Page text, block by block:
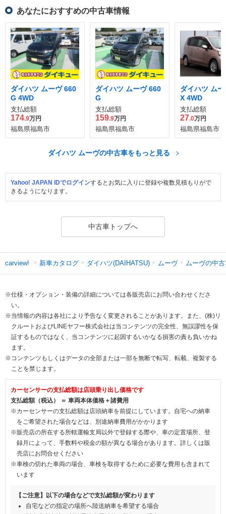
あなたにおすすめの中古車情報
ダイハツ ムーヴ 660
G 4WD
支払総額
174.9万円
福島県福島市
ダイハツ ムーヴ 660
G
支払総額
159.9万円
福島県福島市
ダイハツ ム
X 4WD
支払総額
27.0万円
福島県福島市
ダイハツ ムーヴの中古車をもっと見る
Yahoo! JAPAN IDでログインするとお気に入りに登録や複数見積もりがで
きるようになります。
中古車トップへ
carview! 新車カタログ ダイハツ(DAIHATSU) ムーヴ ムーヴの中
※仕様・オプション・装備の詳細については各販売店にお問い合わせくださ
い。
※当情報の内容は各社により予告なく変更されることがあります。また、(株)リ
クルートおよびLINEヤフー株式会社は当コンテンツの完全性、無誤謬性を保
証するものではなく、当コンテンツに起因するいかなる損害の責も負いかね
ます。
※コンテンツもしくはデータの全部または一部を無断で転写、転載、複製する
ことを禁じます。
カーセンサーの支払総額は店頭乗り出し価格です
支払総額（税込） ＝ 車両本体価格＋諸費用
※カーセンサーの支払総額は店頭納車を前提にしています。自宅への納車
をご希望された場合などは、別途納車費用がかかります
※販売店の所在する所轄運輸支局以外で登録する際や、車の定置場所、登
録月によって、手数料や税金の額が異なる場合があります。詳しくは販
売店にお問合せください
※車検の切れた車両の場合、車検を取得するために必要な費用も含まれて
います
【ご注意】以下の場合などで支払総額が変わります
自宅などの指定の場所へ陸送納車を希望する場合